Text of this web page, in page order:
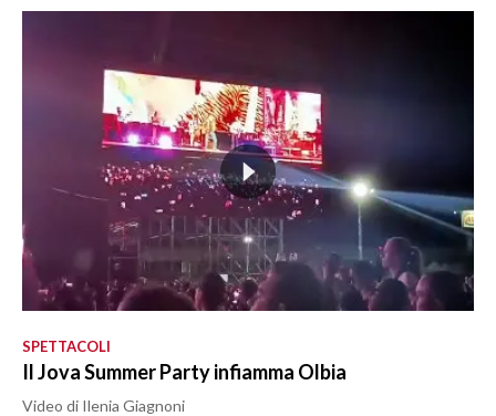
SPETTACOLI
Il Jova Summer Party infiamma Olbia
Video di Ilenia Giagnoni